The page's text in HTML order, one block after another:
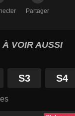
Partager
À VOIR AUSSI
S3 S4